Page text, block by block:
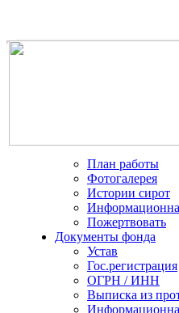
План работы
Фотогалерея
Истории сирот
Пожертвовать
Документы фонда
Устав
Гос.регистрация
ОГРН / ИНН
Выписка из